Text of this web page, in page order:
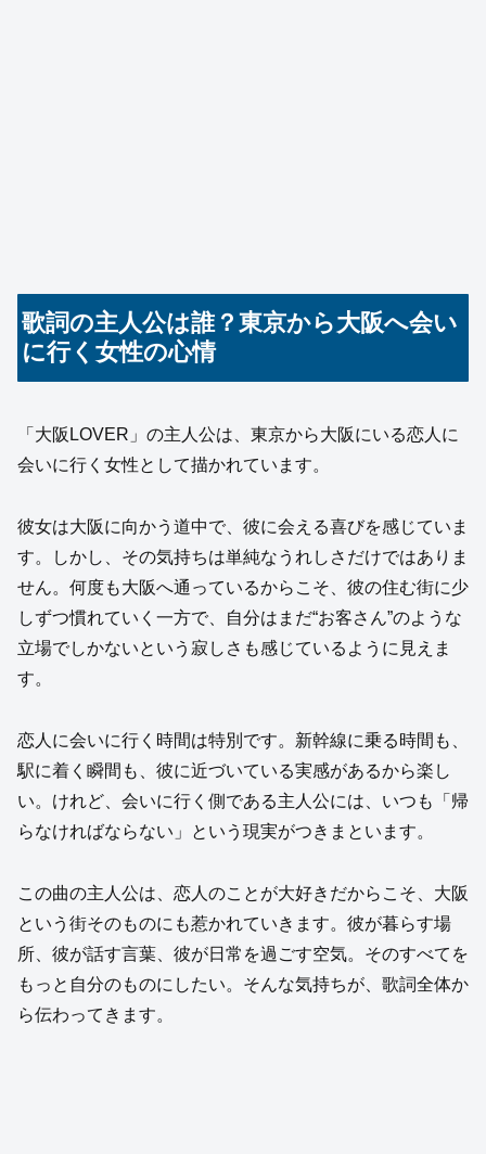
歌詞の主人公は誰？東京から大阪へ会い
に行く女性の心情
「大阪LOVER」の主人公は、東京から大阪にいる恋人に
会いに行く女性として描かれています。
彼女は大阪に向かう道中で、彼に会える喜びを感じていま
す。しかし、その気持ちは単純なうれしさだけではありま
せん。何度も大阪へ通っているからこそ、彼の住む街に少
しずつ慣れていく一方で、自分はまだ“お客さん”のような
立場でしかないという寂しさも感じているように見えま
す。
恋人に会いに行く時間は特別です。新幹線に乗る時間も、
駅に着く瞬間も、彼に近づいている実感があるから楽し
い。けれど、会いに行く側である主人公には、いつも「帰
らなければならない」という現実がつきまといます。
この曲の主人公は、恋人のことが大好きだからこそ、大阪
という街そのものにも惹かれていきます。彼が暮らす場
所、彼が話す言葉、彼が日常を過ごす空気。そのすべてを
もっと自分のものにしたい。そんな気持ちが、歌詞全体か
ら伝わってきます。